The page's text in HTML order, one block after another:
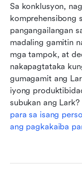
Sa konklusyon,
komprehensibong
pangangailangan
madaling gamitin
mga tampok, at
nakapagtataka
gumagamit ang
iyong
subukan ang Lark?
para sa isang
ang pagkakaiba